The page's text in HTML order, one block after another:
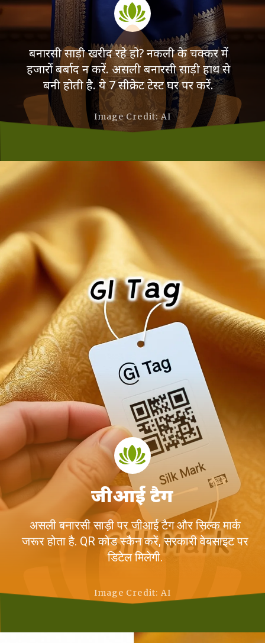
बनारसी साड़ी खरीद रहे हो? नकली के चक्कर में
हजारों बर्बाद न करें. असली बनारसी साड़ी हाथ से
बनी होती है. ये 7 सीक्रेट टेस्ट घर पर करें.
Image Credit: AI
जीआई टैग
असली बनारसी साड़ी पर जीआई टैग और सिल्क मार्क
जरूर होता है. QR कोड स्कैन करें, सरकारी वेबसाइट पर
डिटेल मिलेगी.
Image Credit: AI